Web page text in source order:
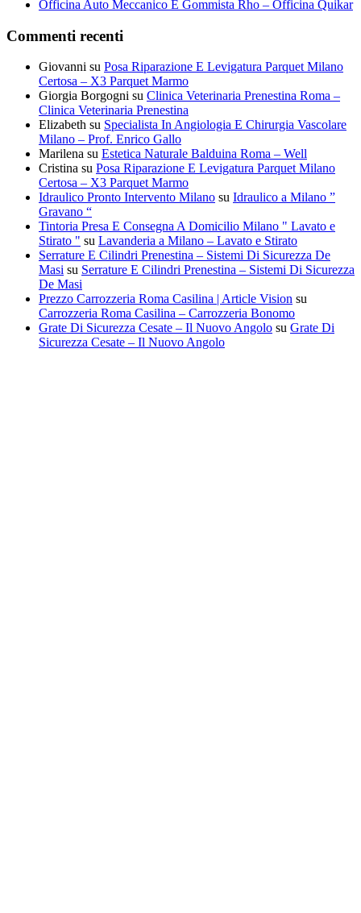
Officina Auto Meccanico E Gommista Rho – Officina Quikar
Commenti recenti
Giovanni su Posa Riparazione E Levigatura Parquet Milano
Certosa – X3 Parquet Marmo
Giorgia Borgogni su Clinica Veterinaria Prenestina Roma –
Clinica Veterinaria Prenestina
Elizabeth su Specialista In Angiologia E Chirurgia Vascolare
Milano – Prof. Enrico Gallo
Marilena su Estetica Naturale Balduina Roma – Well
Cristina su Posa Riparazione E Levigatura Parquet Milano
Certosa – X3 Parquet Marmo
Idraulico Pronto Intervento Milano su Idraulico a Milano ”
Gravano “
Tintoria Presa E Consegna A Domicilio Milano " Lavato e
Stirato " su Lavanderia a Milano – Lavato e Stirato
Serrature E Cilindri Prenestina – Sistemi Di Sicurezza De
Masi su Serrature E Cilindri Prenestina – Sistemi Di Sicurezza
De Masi
Prezzo Carrozzeria Roma Casilina | Article Vision su
Carrozzeria Roma Casilina – Carrozzeria Bonomo
Grate Di Sicurezza Cesate – Il Nuovo Angolo su Grate Di
Sicurezza Cesate – Il Nuovo Angolo